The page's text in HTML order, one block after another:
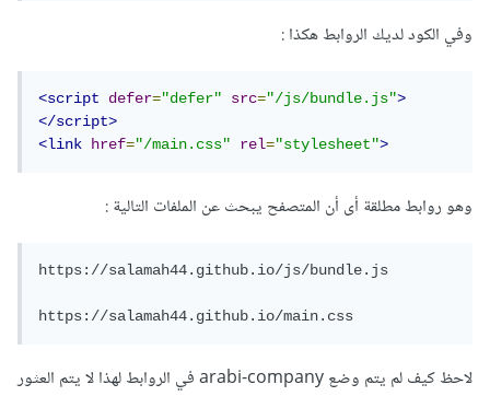
وفي الكود لديك الروابط هكذا
<script defer="defer" src="/js/bundle.js">
</script>
<link
href="/main.css" rel="stylesheet">
وهو روابط مطلقة أى أن المتصفح يبحث عن الملفات التالية
https://salamah44.github.io/js/bundle.js
https://salamah44.github.io/main.css
لاحظ كيف لم يتم وضع arabi-company في الروابط لهذا لا يتم العثور